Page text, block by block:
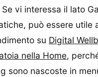
vi interessa il lato
può essere utile
su Digital
nella Home,
sono nascoste in